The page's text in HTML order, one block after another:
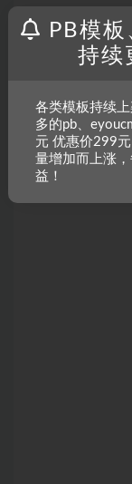
PB模
持续
各类模板持续
多的pb、
元 优惠价299
量增加而上涨
益！